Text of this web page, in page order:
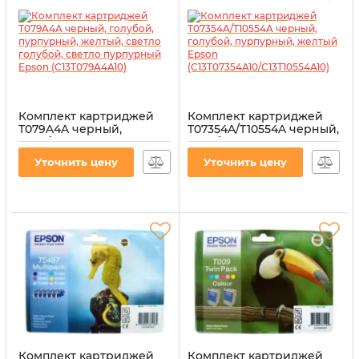
Комплект картриджей
T079A4A черный,
голубой, пурпурный,
желтый, светло голубой,
светло пурпурный Epson
(C13T079A4A10)
Уточнить цену
Комплект картриджей
T07354A/T10554A черный,
голубой, пурпурный,
(C13T07354A10/C13T10554A10)
Уточнить цену
Комплект картриджей
Комплект картриджей